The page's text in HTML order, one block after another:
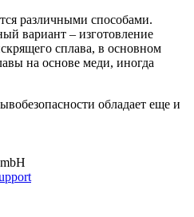
различными способами.
вариант – изготовление
сплава, в основном
на основе меди, иногда
обладает еще и